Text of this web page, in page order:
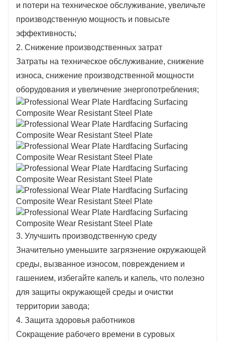
и потери на техническое обслуживание, увеличьте
производственную мощность и повысьте
эффективность;
2. Снижение производственных затрат
Затраты на техническое обслуживание, снижение
износа, снижение производственной мощности
оборудования и увеличение энергопотребления;
3. Улучшить производственную среду
Значительно уменьшите загрязнение окружающей
среды, вызванное износом, повреждением и
гашением, избегайте капель и капель, что полезно
для защиты окружающей среды и очистки
территории завода;
4. Защита здоровья работников
Сокращение рабочего времени в суровых